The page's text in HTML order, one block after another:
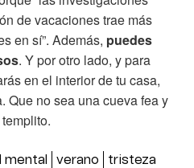
de vacaciones trae más
en sí”. Además, puedes
. Y por otro lado, y para
en el interior de tu casa,
Que no sea una cueva fea y
mental verano tristeza